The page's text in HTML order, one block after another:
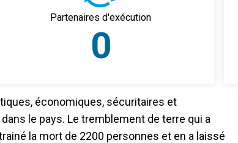
Partenaires d'exécution
0
économiques, sécuritaires et
le pays. Le tremblement de terre qui a
la mort de 2200 personnes et en a laissé